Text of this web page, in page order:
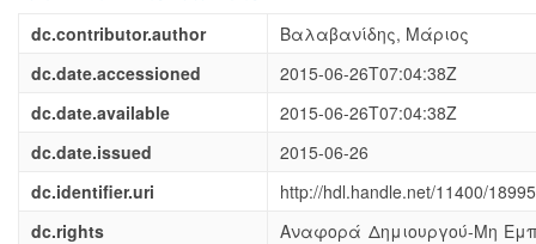
dc.contributor.author
Βαλαβανίδης, Μάριος
dc.date.accessioned
2015-06-26T07:04:38Z
dc.date.available
2015-06-26T07:04:38Z
dc.date.issued
2015-06-26
dc.identifier.uri
http://hdl.handle.net/11400/18995
dc.rights
Αναφορά Δημιουργού-Μη